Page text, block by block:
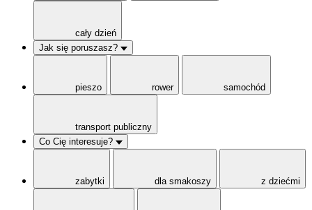
cały dzień
Jak się poruszasz?
pieszo rower samochód
transport publiczny
Co Cię interesuje?
zabytki dla smakoszy z dziećmi